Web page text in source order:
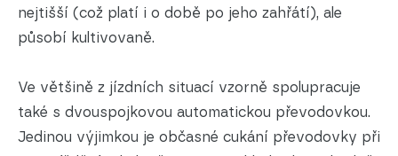
nejtišší (což platí i o době po jeho zahřátí), ale
působí kultivovaně.
Ve většině z jízdních situací vzorně spolupracuje
také s dvouspojkovou automatickou převodovkou.
Jedinou výjimkou je občasné cukání převodovky při